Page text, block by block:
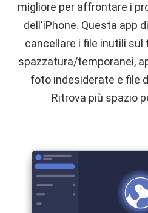
migliore per affrontare i
dell'iPhone. Questa app
cancellare i file inutili sul
spazzatura/temporanei,
foto indesiderate e file
Ritrova più spazio